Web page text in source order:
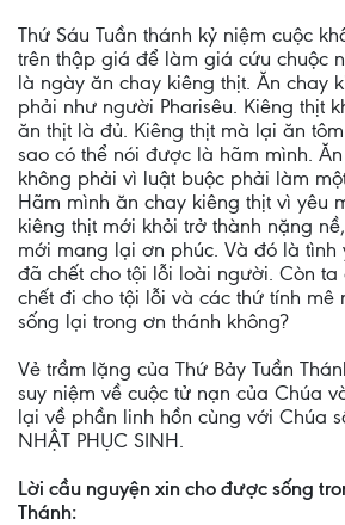
Thứ Sáu Tuần thánh kỷ niệm cuộc
trên thập giá để làm giá cứu chuộc
là ngày ăn chay kiêng thịt. Ăn chay
phải như người Pharisêu. Kiêng thịt
ăn thịt là đủ. Kiêng thịt mà lại ăn
sao có thể nói được là hãm mình.
không phải vì luật buộc phải làm
Hãm mình ăn chay kiêng thịt vì yêu
kiêng thịt mới khỏi trở thành nặng
mới mang lại ơn phúc. Và đó là tình
đã chết cho tội lỗi loài người. Còn ta
chết đi cho tội lỗi và các thứ tính mê
sống lại trong ơn thánh không?
Vẻ trầm lặng của Thứ Bảy Tuần
suy niệm về cuộc tử nạn của Chúa
lại về phần linh hồn cùng với Chúa
NHẬT PHỤC SINH.
Lời cầu nguyện xin cho được sống
Thánh: